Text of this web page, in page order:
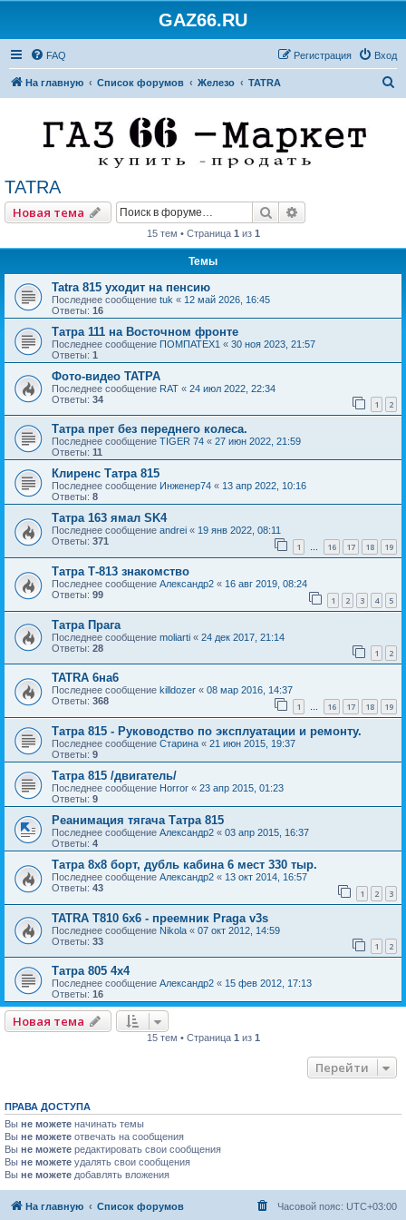
GAZ66.RU
FAQ Вход
Регистрация
На главную Список форумов Железо TATRA
TATRA
Новая тема Поиск
15 тем • Страница 1 из 1
Темы
Tatra 815 уходит на пенсию
Последнее сообщение tuk « 12 май 2026, 16:45
Ответы: 16
Татра 111 на Восточном фронте
Последнее сообщение ПОМПАТЕХ1 « 30 ноя 2023, 21:57
Ответы: 1
Фото-видео ТАТРА
Последнее сообщение RAT « 24 июл 2022, 22:34
Ответы: 34 1 2
Татра прет без переднего колеса.
Последнее сообщение TIGER 74 « 27 июн 2022, 21:59
Ответы: 11
Клиренс Татра 815
Последнее сообщение Инженер74 « 13 апр 2022, 10:16
Ответы: 8
Татра 163 ямал SK4
Последнее сообщение andrei « 19 янв 2022, 08:11
Ответы: 371 1 … 16 17 18 19
Татра Т-813 знакомство
Последнее сообщение Александр2 « 16 авг 2019, 08:24
Ответы: 99 1 2 3 4 5
Татра Прага
Последнее сообщение moliarti « 24 дек 2017, 21:14
Ответы: 28 1 2
TATRA 6на6
Последнее сообщение killdozer « 08 мар 2016, 14:37
Ответы: 368 1 … 16 17 18 19
Татра 815 - Руководство по эксплуатации и ремонту.
Последнее сообщение Старина « 21 июн 2015, 19:37
Ответы: 9
Татра 815 /двигатель/
Последнее сообщение Horror « 23 апр 2015, 01:23
Ответы: 9
Реанимация тягача Татра 815
Последнее сообщение Александр2 « 03 апр 2015, 16:37
Ответы: 4
Татра 8х8 борт, дубль кабина 6 мест 330 тыр.
Последнее сообщение Александр2 « 13 окт 2014, 16:57
Ответы: 43 1 2 3
TATRA T810 6x6 - преемник Praga v3s
Последнее сообщение Nikola « 07 окт 2012, 14:59
Ответы: 33 1 2
Татра 805 4х4
Последнее сообщение Александр2 « 15 фев 2012, 17:13
Ответы: 16
Новая тема
15 тем • Страница 1 из 1
Перейти
ПРАВА ДОСТУПА
Вы не можете начинать темы
Вы не можете отвечать на сообщения
Вы не можете редактировать свои сообщения
Вы не можете удалять свои сообщения
Вы не можете добавлять вложения
На главную Список форумов Часовой пояс: UTC+03:00